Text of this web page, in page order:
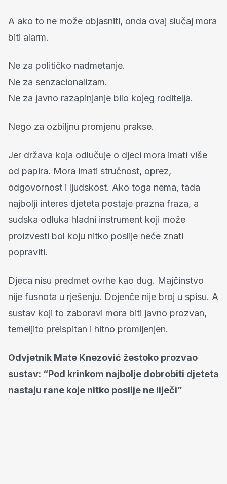
A ako to ne može objasniti, onda ovaj slučaj mora
biti alarm.
Ne za političko nadmetanje.
Ne za senzacionalizam.
Ne za javno razapinjanje bilo kojeg roditelja.
Nego za ozbiljnu promjenu prakse.
Jer država koja odlučuje o djeci mora imati više
od papira. Mora imati stručnost, oprez,
odgovornost i ljudskost. Ako toga nema, tada
najbolji interes djeteta postaje prazna fraza, a
sudska odluka hladni instrument koji može
proizvesti bol koju nitko poslije neće znati
popraviti.
Djeca nisu predmet ovrhe kao dug. Majčinstvo
nije fusnota u rješenju. Dojenče nije broj u spisu. A
sustav koji to zaboravi mora biti javno prozvan,
temeljito preispitan i hitno promijenjen.
Odvjetnik Mate Knezović žestoko prozvao
sustav: “Pod krinkom najbolje dobrobiti djeteta
nastaju rane koje nitko poslije ne liječi”